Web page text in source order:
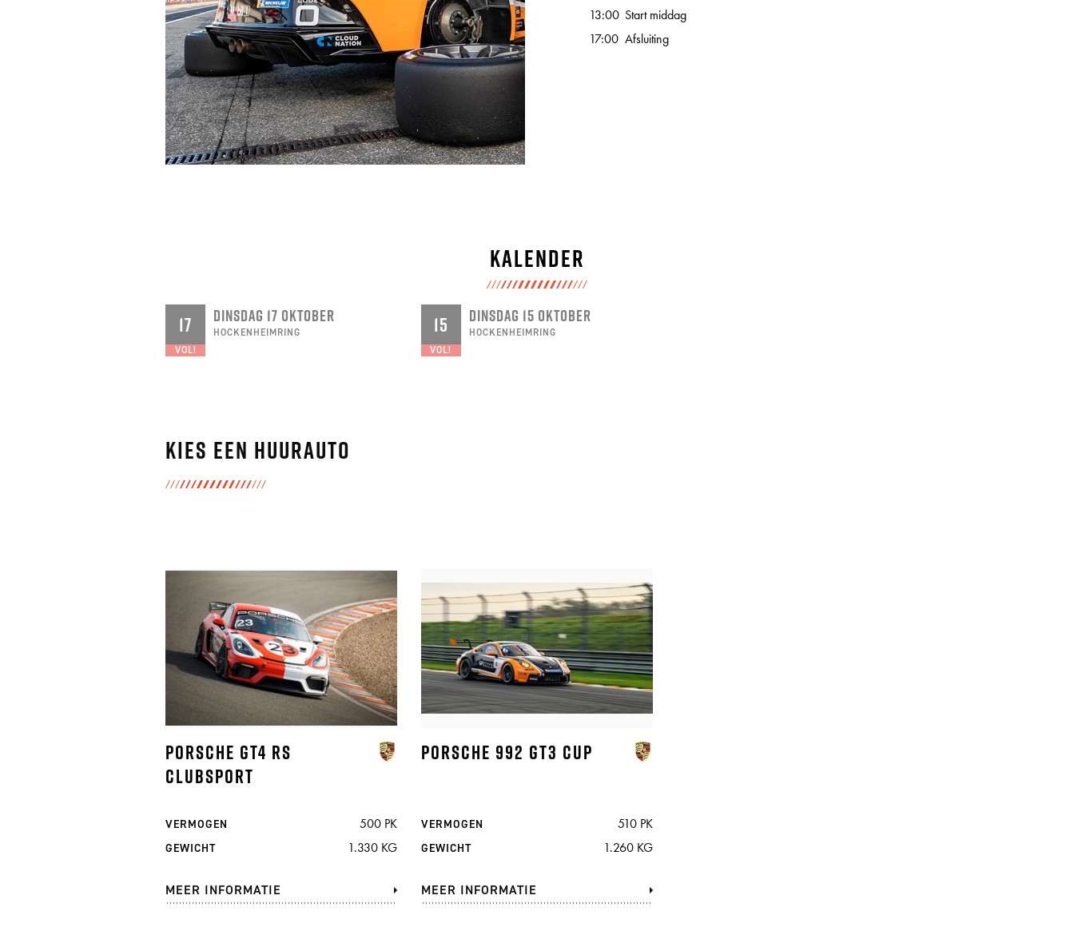
13:00 Start middag
17:00 Afsluiting
Kalender
17
VOL!
DINSDAG 17 OKTOBER
HOCKENHEIMRING 15
VOL!
DINSDAG 15 OKTOBER
HOCKENHEIMRING
Kies een huurauto
PORSCHE GT4 RS
CLUBSPORT
VERMOGEN 500 PK
GEWICHT 1.330 KG
MEER INFORMATIE
PORSCHE 992 GT3 CUP
VERMOGEN 510 PK
GEWICHT 1.260 KG
MEER INFORMATIE